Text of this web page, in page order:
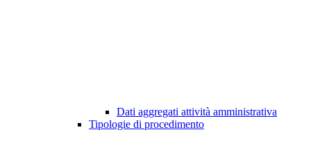
Dati aggregati attività amministrativa
Tipologie di procedimento